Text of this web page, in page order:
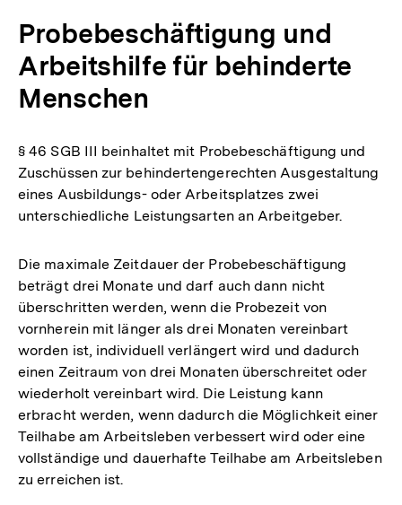
Probebeschäftigung und
Arbeitshilfe für behinderte
Menschen
§ 46 SGB III beinhaltet mit Probebeschäftigung und
Zuschüssen zur behindertengerechten Ausgestaltung
eines Ausbildungs- oder Arbeitsplatzes zwei
unterschiedliche Leistungsarten an Arbeitgeber.
Die maximale Zeitdauer der Probebeschäftigung
beträgt drei Monate und darf auch dann nicht
überschritten werden, wenn die Probezeit von
vornherein mit länger als drei Monaten vereinbart
worden ist, individuell verlängert wird und dadurch
einen Zeitraum von drei Monaten überschreitet oder
wiederholt vereinbart wird. Die Leistung kann
erbracht werden, wenn dadurch die Möglichkeit einer
Teilhabe am Arbeitsleben verbessert wird oder eine
vollständige und dauerhafte Teilhabe am Arbeitsleben
zu erreichen ist.